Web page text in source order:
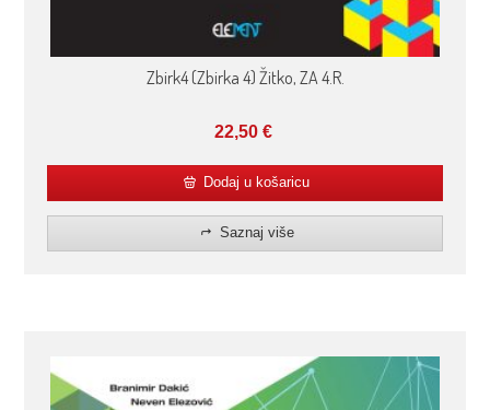
Zbirk4 (Zbirka 4) Žitko, ZA 4.R.
22,50 €
Dodaj u košaricu
Saznaj više